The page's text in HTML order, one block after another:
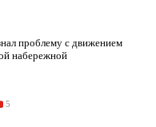
проблему с движением
набережной
5